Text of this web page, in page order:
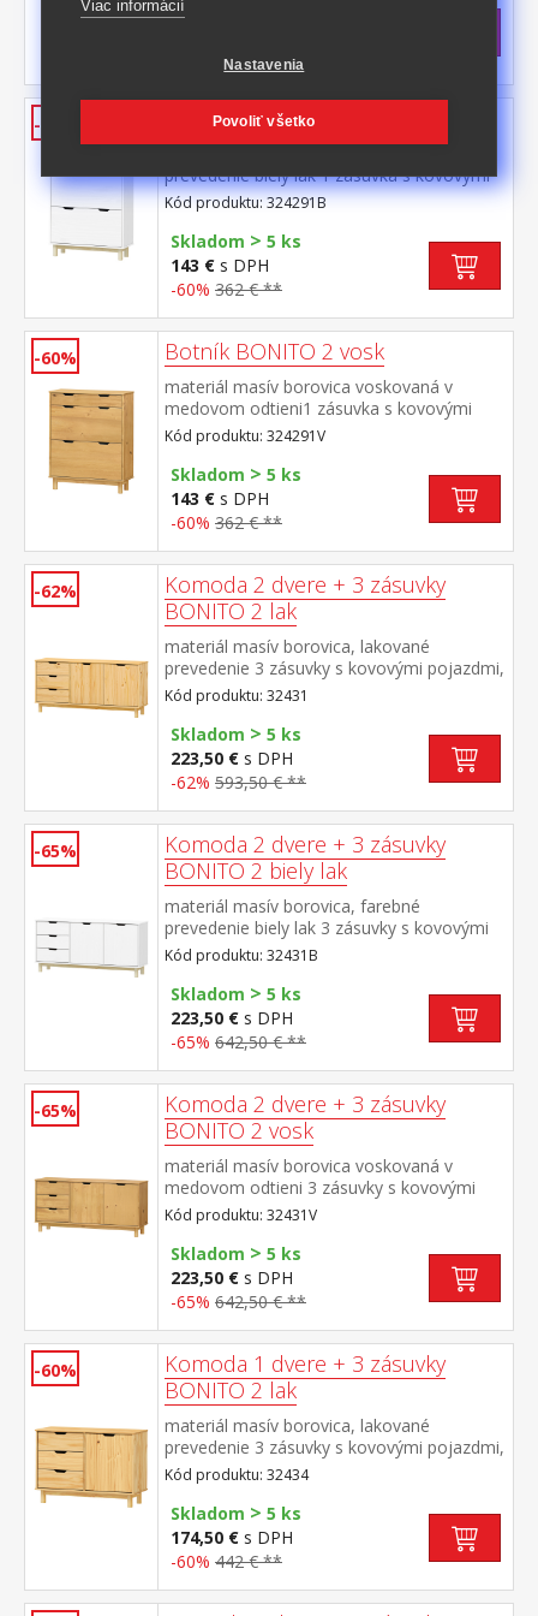
Skladom
352,50 € **
-60% Botník BONITO 2 biely lak
prevedenie biely lak 1 zásuvka s kovovými
pojazdmi, 2 dvojradové výklopy
Kód produktu: 324291B
Skladom > 5 ks
143 € s DPH
-60% 362 € **
-60% Botník BONITO 2 vosk
materiál masív borovica voskovaná v
medovom odtieni1 zásuvka s kovovými
pojazdmi, 2 dvojradové výklopy
Kód produktu: 324291V
Skladom > 5 ks
143 € s DPH
-60% 362 € **
-62%
Komoda 2 dvere + 3 zásuvky
BONITO 2 lak
materiál masív borovica, lakované
prevedenie 3 zásuvky s kovovými pojazdmi,
2 dvierka, 1 polica
Kód produktu: 32431
Skladom > 5 ks
223,50 € s DPH
-62% 593,50 € **
-65%
Komoda 2 dvere + 3 zásuvky
BONITO 2 biely lak
materiál masív borovica, farebné
prevedenie biely lak 3 zásuvky s kovovými
pojazdmi, 2 dvierka, 1 polica
Kód produktu: 32431B
Skladom > 5 ks
223,50 € s DPH
-65% 642,50 € **
-65%
Komoda 2 dvere + 3 zásuvky
BONITO 2 vosk
materiál masív borovica voskovaná v
medovom odtieni 3 zásuvky s kovovými
pojazdmi, 2 dvierka, 1 polica
Kód produktu: 32431V
Skladom > 5 ks
223,50 € s DPH
-65% 642,50 € **
-60%
Komoda 1 dvere + 3 zásuvky
BONITO 2 lak
materiál masív borovica, lakované
prevedenie 3 zásuvky s kovovými pojazdmi,
1 dvierka, 1 polica
Kód produktu: 32434
Skladom > 5 ks
174,50 € s DPH
-60% 442 € **
Viac informácií
Nastavenia
Povoliť všetko